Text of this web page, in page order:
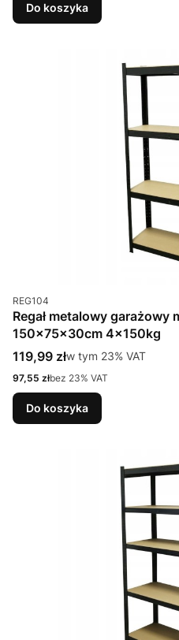
Do koszyka
Kod produktu
REG104
Regał metalowy garażowy
150x75x30cm 4x150kg
Cena brutto
119,99 złw tym %s VAT
w tym 23% VAT
Cena netto
97,55 złbez 23% VAT
Do koszyka